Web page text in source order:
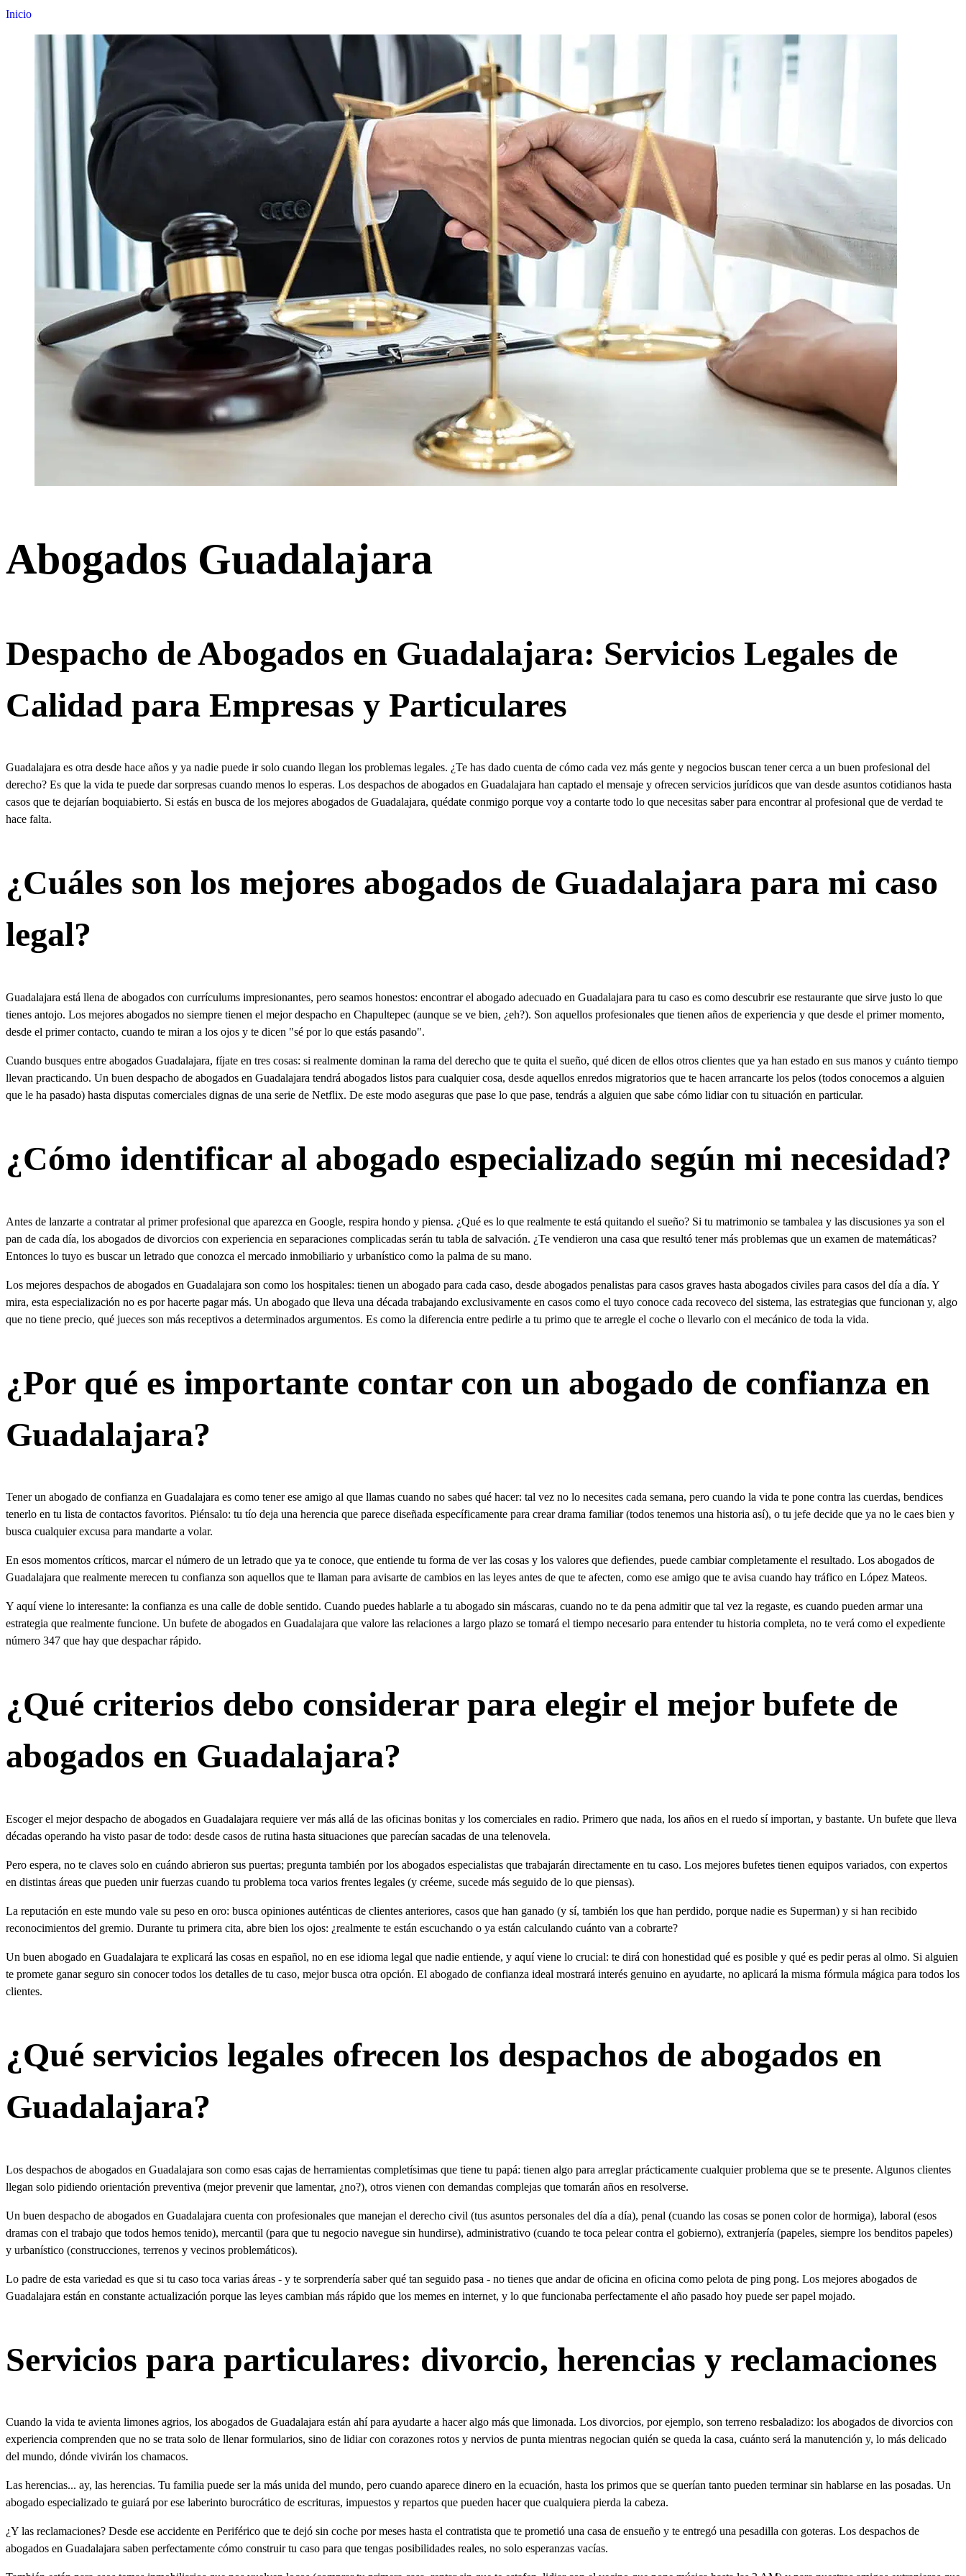
Inicio
Abogados Guadalajara
Despacho de Abogados en Guadalajara: Servicios Legales de
Calidad para Empresas y Particulares
Guadalajara es otra desde hace años y ya nadie puede ir solo cuando llegan los problemas legales. ¿Te has dado cuenta de cómo cada vez más gente y negocios buscan tener cerca a un buen profesional del
derecho? Es que la vida te puede dar sorpresas cuando menos lo esperas. Los despachos de abogados en Guadalajara han captado el mensaje y ofrecen servicios jurídicos que van desde asuntos cotidianos hasta
casos que te dejarían boquiabierto. Si estás en busca de los mejores abogados de Guadalajara, quédate conmigo porque voy a contarte todo lo que necesitas saber para encontrar al profesional que de verdad te
hace falta.
¿Cuáles son los mejores abogados de Guadalajara para mi caso
legal?
Guadalajara está llena de abogados con currículums impresionantes, pero seamos honestos: encontrar el abogado adecuado en Guadalajara para tu caso es como descubrir ese restaurante que sirve justo lo que
tienes antojo. Los mejores abogados no siempre tienen el mejor despacho en Chapultepec (aunque se ve bien, ¿eh?). Son aquellos profesionales que tienen años de experiencia y que desde el primer momento,
desde el primer contacto, cuando te miran a los ojos y te dicen "sé por lo que estás pasando".
Cuando busques entre abogados Guadalajara, fíjate en tres cosas: si realmente dominan la rama del derecho que te quita el sueño, qué dicen de ellos otros clientes que ya han estado en sus manos y cuánto tiempo
llevan practicando. Un buen despacho de abogados en Guadalajara tendrá abogados listos para cualquier cosa, desde aquellos enredos migratorios que te hacen arrancarte los pelos (todos conocemos a alguien
que le ha pasado) hasta disputas comerciales dignas de una serie de Netflix. De este modo aseguras que pase lo que pase, tendrás a alguien que sabe cómo lidiar con tu situación en particular.
¿Cómo identificar al abogado especializado según mi necesidad?
Antes de lanzarte a contratar al primer profesional que aparezca en Google, respira hondo y piensa. ¿Qué es lo que realmente te está quitando el sueño? Si tu matrimonio se tambalea y las discusiones ya son el
pan de cada día, los abogados de divorcios con experiencia en separaciones complicadas serán tu tabla de salvación. ¿Te vendieron una casa que resultó tener más problemas que un examen de matemáticas?
Entonces lo tuyo es buscar un letrado que conozca el mercado inmobiliario y urbanístico como la palma de su mano.
Los mejores despachos de abogados en Guadalajara son como los hospitales: tienen un abogado para cada caso, desde abogados penalistas para casos graves hasta abogados civiles para casos del día a día. Y
mira, esta especialización no es por hacerte pagar más. Un abogado que lleva una década trabajando exclusivamente en casos como el tuyo conoce cada recoveco del sistema, las estrategias que funcionan y, algo
que no tiene precio, qué jueces son más receptivos a determinados argumentos. Es como la diferencia entre pedirle a tu primo que te arregle el coche o llevarlo con el mecánico de toda la vida.
¿Por qué es importante contar con un abogado de confianza en
Guadalajara?
Tener un abogado de confianza en Guadalajara es como tener ese amigo al que llamas cuando no sabes qué hacer: tal vez no lo necesites cada semana, pero cuando la vida te pone contra las cuerdas, bendices
tenerlo en tu lista de contactos favoritos. Piénsalo: tu tío deja una herencia que parece diseñada específicamente para crear drama familiar (todos tenemos una historia así), o tu jefe decide que ya no le caes bien y
busca cualquier excusa para mandarte a volar.
En esos momentos críticos, marcar el número de un letrado que ya te conoce, que entiende tu forma de ver las cosas y los valores que defiendes, puede cambiar completamente el resultado. Los abogados de
Guadalajara que realmente merecen tu confianza son aquellos que te llaman para avisarte de cambios en las leyes antes de que te afecten, como ese amigo que te avisa cuando hay tráfico en López Mateos.
Y aquí viene lo interesante: la confianza es una calle de doble sentido. Cuando puedes hablarle a tu abogado sin máscaras, cuando no te da pena admitir que tal vez la regaste, es cuando pueden armar una
estrategia que realmente funcione. Un bufete de abogados en Guadalajara que valore las relaciones a largo plazo se tomará el tiempo necesario para entender tu historia completa, no te verá como el expediente
número 347 que hay que despachar rápido.
¿Qué criterios debo considerar para elegir el mejor bufete de
abogados en Guadalajara?
Escoger el mejor despacho de abogados en Guadalajara requiere ver más allá de las oficinas bonitas y los comerciales en radio. Primero que nada, los años en el ruedo sí importan, y bastante. Un bufete que lleva
décadas operando ha visto pasar de todo: desde casos de rutina hasta situaciones que parecían sacadas de una telenovela.
Pero espera, no te claves solo en cuándo abrieron sus puertas; pregunta también por los abogados especialistas que trabajarán directamente en tu caso. Los mejores bufetes tienen equipos variados, con expertos
en distintas áreas que pueden unir fuerzas cuando tu problema toca varios frentes legales (y créeme, sucede más seguido de lo que piensas).
La reputación en este mundo vale su peso en oro: busca opiniones auténticas de clientes anteriores, casos que han ganado (y sí, también los que han perdido, porque nadie es Superman) y si han recibido
reconocimientos del gremio. Durante tu primera cita, abre bien los ojos: ¿realmente te están escuchando o ya están calculando cuánto van a cobrarte?
Un buen abogado en Guadalajara te explicará las cosas en español, no en ese idioma legal que nadie entiende, y aquí viene lo crucial: te dirá con honestidad qué es posible y qué es pedir peras al olmo. Si alguien
te promete ganar seguro sin conocer todos los detalles de tu caso, mejor busca otra opción. El abogado de confianza ideal mostrará interés genuino en ayudarte, no aplicará la misma fórmula mágica para todos los
clientes.
¿Qué servicios legales ofrecen los despachos de abogados en
Guadalajara?
Los despachos de abogados en Guadalajara son como esas cajas de herramientas completísimas que tiene tu papá: tienen algo para arreglar prácticamente cualquier problema que se te presente. Algunos clientes
llegan solo pidiendo orientación preventiva (mejor prevenir que lamentar, ¿no?), otros vienen con demandas complejas que tomarán años en resolverse.
Un buen despacho de abogados en Guadalajara cuenta con profesionales que manejan el derecho civil (tus asuntos personales del día a día), penal (cuando las cosas se ponen color de hormiga), laboral (esos
dramas con el trabajo que todos hemos tenido), mercantil (para que tu negocio navegue sin hundirse), administrativo (cuando te toca pelear contra el gobierno), extranjería (papeles, siempre los benditos papeles)
y urbanístico (construcciones, terrenos y vecinos problemáticos).
Lo padre de esta variedad es que si tu caso toca varias áreas - y te sorprendería saber qué tan seguido pasa - no tienes que andar de oficina en oficina como pelota de ping pong. Los mejores abogados de
Guadalajara están en constante actualización porque las leyes cambian más rápido que los memes en internet, y lo que funcionaba perfectamente el año pasado hoy puede ser papel mojado.
Servicios para particulares: divorcio, herencias y reclamaciones
Cuando la vida te avienta limones agrios, los abogados de Guadalajara están ahí para ayudarte a hacer algo más que limonada. Los divorcios, por ejemplo, son terreno resbaladizo: los abogados de divorcios con
experiencia comprenden que no se trata solo de llenar formularios, sino de lidiar con corazones rotos y nervios de punta mientras negocian quién se queda la casa, cuánto será la manutención y, lo más delicado
del mundo, dónde vivirán los chamacos.
Las herencias... ay, las herencias. Tu familia puede ser la más unida del mundo, pero cuando aparece dinero en la ecuación, hasta los primos que se querían tanto pueden terminar sin hablarse en las posadas. Un
abogado especializado te guiará por ese laberinto burocrático de escrituras, impuestos y repartos que pueden hacer que cualquiera pierda la cabeza.
¿Y las reclamaciones? Desde ese accidente en Periférico que te dejó sin coche por meses hasta el contratista que te prometió una casa de ensueño y te entregó una pesadilla con goteras. Los despachos de
abogados en Guadalajara saben perfectamente cómo construir tu caso para que tengas posibilidades reales, no solo esperanzas vacías.